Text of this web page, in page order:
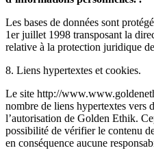
Les bases de données sont
1er juillet 1998 transposant la
relative à la protection juridique
8. Liens hypertextes et cookies.
Le site http://
nombre de liens hypertextes vers
l’autorisation de Golden Ethik.
possibilité de vérifier le contenu
en conséquence aucune